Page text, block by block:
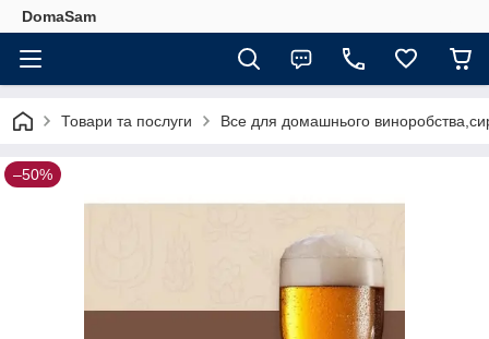
DomaSam
Товари та послуги Все для домашнього
–50%